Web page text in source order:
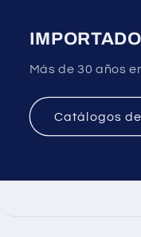
Más de 30 años
Catálogos